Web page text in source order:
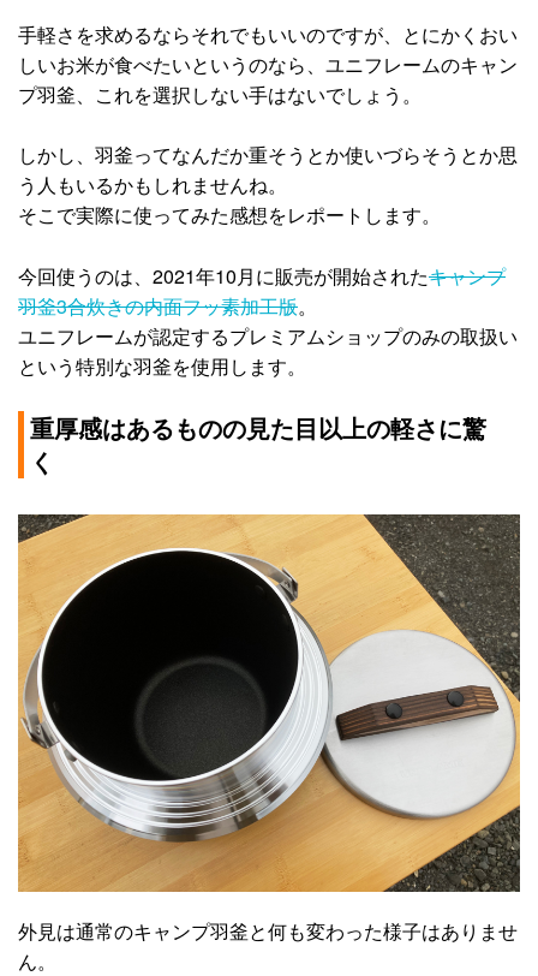
手軽さを求めるならそれでもいいのですが、とにかくおい
しいお米が食べたいというのなら、ユニフレームのキャン
プ羽釜、これを選択しない手はないでしょう。
しかし、羽釜ってなんだか重そうとか使いづらそうとか思
う人もいるかもしれませんね。
そこで実際に使ってみた感想をレポートします。
今回使うのは、2021年10月に販売が開始されたキャンプ
羽釜3合炊きの内面フッ素加工版。
ユニフレームが認定するプレミアムショップのみの取扱い
という特別な羽釜を使用します。
重厚感はあるものの見た目以上の軽さに驚
く
外見は通常のキャンプ羽釜と何も変わった様子はありませ
ん。